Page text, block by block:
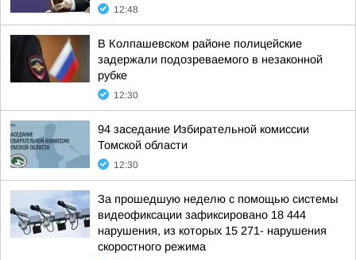
12:48
В Колпашевском районе полицейские
задержали подозреваемого в незаконной
рубке
12:30
94 заседание Избирательной комиссии
Томской области
12:30
За прошедшую неделю с помощью системы
видеофиксации зафиксировано 18 444
нарушения, из которых 15 271- нарушения
скоростного режима